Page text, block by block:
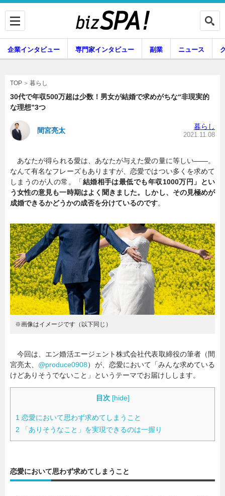
専門家インタビュー
副業 ニュース
グルメ スキル
暮らし エンタメ
連載一覧
企業インタビュー 専門家インタビュー 副業 ニュース
TOP 暮らし
30代で年収500万超は少数！男女が結婚で求めがちな“非現実的
な理想”3つ
間宮亮太 暮らし
2021.11.08
あなたが得られる愛は、あなたが与えた愛の量に等しい――。
なんて有名なフレーズもありますが、恋愛ではつい多くを求めて
しまうのが人の常。「結婚相手は最低でも年収1000万円」とい
う女性の意見も一時期はよく聞きました。しかし、その見極めが
成婚できるかどうかの成否を分けているのです。
※画像はイメージです（以下同じ）
今回は、エン婚活エージェント株式会社代表取締役の筆者（間
宮亮太、 @produce0908）が、恋愛において「みんな求めている
けどありそうでないこと」というテーマでお届けしします。
目次 [hide]
1 恋愛において思わず求めてしまうこと
2 「ありそうなこと」を実現できるのは一握り
恋愛において思わず求めてしまうこと